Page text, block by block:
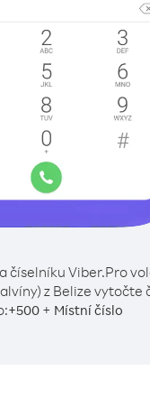
číselníku Viber.Pro
z Belize vytočte
+500 + Místní číslo